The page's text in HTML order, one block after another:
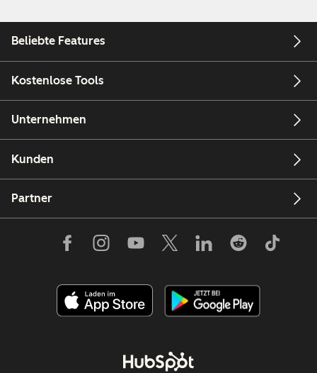
Beliebte Features
Kostenlose Tools
Unternehmen
Kunden
Partner